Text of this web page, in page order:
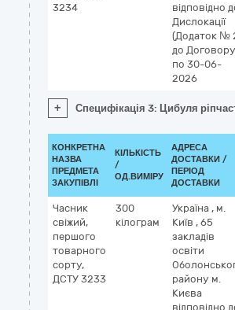
3234
відповідно
Дислокації
(Додаток №
до
по 30-06-
2026
+ Специфікація 3: Цибуля
КОНКРЕТНА
НАЗВА
ПРЕДМЕТА
ЗАКУПІВЛІ
КІЛЬКІСТЬ
/
ОД.ВИМІРУ
АДРЕСА
ДОСТАВКИ /
ПЕРІОД
ДОСТАВКИ
Часник
свіжий,
першого
товарного
сорту,
ДСТУ 3233
300
кілограм
Україна , м.
Київ , 65
закладів
освіти
району м.
Києва
відповідно